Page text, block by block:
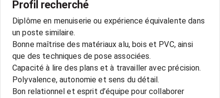
Profil recherché
Diplôme en menuiserie ou expérience équivalente dans
un poste similaire.
Bonne maîtrise des matériaux alu, bois et PVC, ainsi
que des techniques de pose associées.
Capacité à lire des plans et à travailler avec précision.
Polyvalence, autonomie et sens du détail.
Bon relationnel et esprit d’équipe pour collaborer